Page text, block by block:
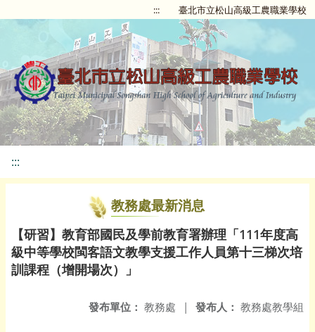
::: 臺北市立松山高級工農職業學校
:::
教務處最新消息
【研習】教育部國民及學前教育署辦理「111年度高
級中等學校閩客語文教學支援工作人員第十三梯次培
訓課程（增開場次）」
發布人： 教務處教學組
發布單位： 教務處 |